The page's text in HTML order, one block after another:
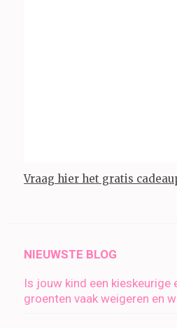
Vraag hier het gratis
NIEUWSTE BLOG
Is jouw kind een kieskeurige
groenten vaak weigeren en